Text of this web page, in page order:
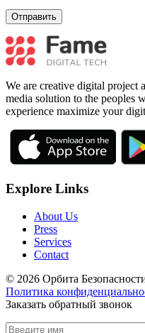
We are creative digital project
media solution to the peoples
experience maximize your
Explore Links
About Us
Press
Services
Contact
© 2026 Орбита
Политика
Заказать обратный звонок